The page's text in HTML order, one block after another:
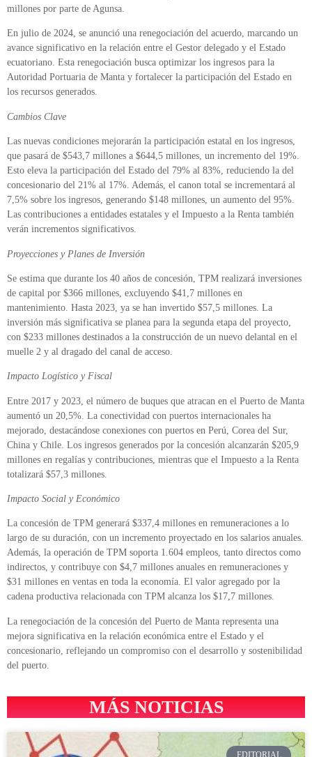
millones por parte de Agunsa.
En julio de 2024, se anunció una renegociación del acuerdo, marcando un
avance significativo en la relación entre el Gestor delegado y el Estado
ecuatoriano. Esta renegociación busca optimizar los ingresos para la
Autoridad Portuaria de Manta y fortalecer la participación del Estado en
los recursos generados.
Cambios Clave
Las nuevas condiciones mejorarán la participación estatal en los ingresos,
que pasará de $543,7 millones a $644,5 millones, un incremento del 19%.
Esto eleva la participación del Estado del 79% al 83%, reduciendo la del
concesionario del 21% al 17%. Además, el canon total se incrementará al
7,5% sobre los ingresos, generando $148 millones, un aumento del 95%.
Las contribuciones a entidades estatales y el Impuesto a la Renta también
verán incrementos significativos.
Proyecciones y Planes de Inversión
Se estima que durante los 40 años de concesión, TPM realizará inversiones
de capital por $366 millones, excluyendo $41,7 millones en
mantenimiento. Hasta 2023, ya se han invertido $57,5 millones. La
inversión más significativa se planea para la segunda etapa del proyecto,
con $233 millones destinados a la construcción de un nuevo delantal en el
muelle 2 y al dragado del canal de acceso.
Impacto Logístico y Fiscal
Entre 2017 y 2023, el número de buques que atracan en el Puerto de Manta
aumentó un 20,5%. La conectividad con puertos internacionales ha
mejorado, destacándose conexiones con puertos en Perú, Corea del Sur,
China y Chile. Los ingresos generados por la concesión alcanzarán $205,9
millones en regalías y contribuciones, mientras que el Impuesto a la Renta
totalizará $57,3 millones.
Impacto Social y Económico
La concesión de TPM generará $337,4 millones en remuneraciones a lo
largo de su duración, con un incremento proyectado en los salarios anuales.
Además, la operación de TPM soporta 1.604 empleos, tanto directos como
indirectos, y contribuye con $4,7 millones anuales en remuneraciones y
$31 millones en ventas en toda la economía. El valor agregado por la
cadena productiva relacionada con TPM alcanza los $17,7 millones.
La renegociación de la concesión del Puerto de Manta representa una
mejora significativa en la relación económica entre el Estado y el
concesionario, reflejando un compromiso con el desarrollo y sostenibilidad
del puerto.
MÁS NOTICIAS